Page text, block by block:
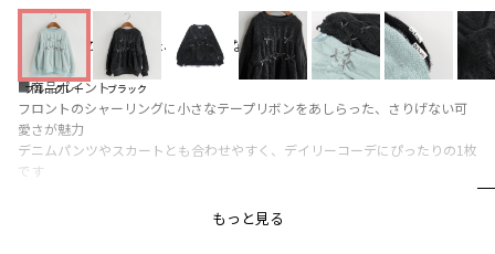
ブルーグレー ブラック
表面がほんのり起毛した、やわらかな着心地のトレーナー♪
■商品ポイント
フロントのシャーリングに小さなテープリボンをあしらった、さりげない可
愛さが魅力
デニムパンツやスカートとも合わせやすく、デイリーコーデにぴったりの1枚
です
もっと見る